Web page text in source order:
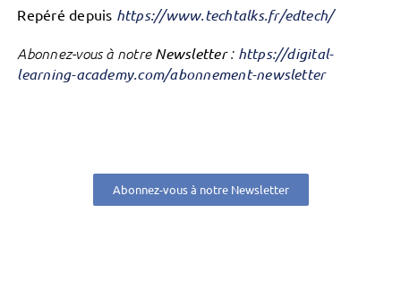
Repéré depuis https://www.techtalks.fr/edtech/
Abonnez-vous à notre Newsletter: https://digital-
learning-academy.com/abonnement-newsletter
Abonnez-vous à notre Newsletter